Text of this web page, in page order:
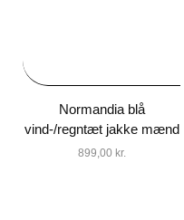
Normandia blå
vind-/regntæt jakke mænd
899,00 kr.